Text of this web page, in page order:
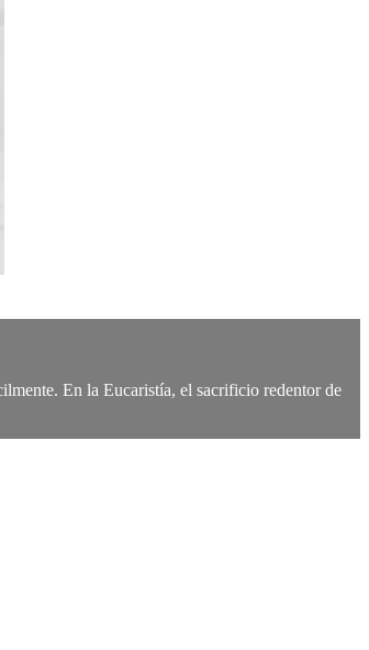
En la Eucaristía, el sacrificio redentor de